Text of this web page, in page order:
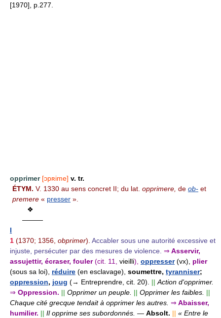
[1970], p.277.
opprimer [ɔpʀime] v. tr.
ÉTYM. V. 1330 au sens concret II; du lat. opprimere, de ob- et
premere « presser ».
❖
———
I
1 (1370; 1356, obprimer). Accabler sous une autorité excessive et
injuste, persécuter par des mesures de violence. ⇒ Asservir,
assujettir, écraser, fouler(cit. 11, vieilli), oppresser (vx),
plier
(sous sa loi),
réduire (en esclavage), soumettre, tyranniser;
oppression, joug (→ Entreprendre, cit. 20). || Action d'opprimer.
⇒ Oppression. || Opprimer un peuple. || Opprimer les faibles. ||
Chaque cité grecque tendait à opprimer les autres. ⇒ Abaisser,
humilier. || Il opprime ses subordonnés. — Absolt. || « Entre le